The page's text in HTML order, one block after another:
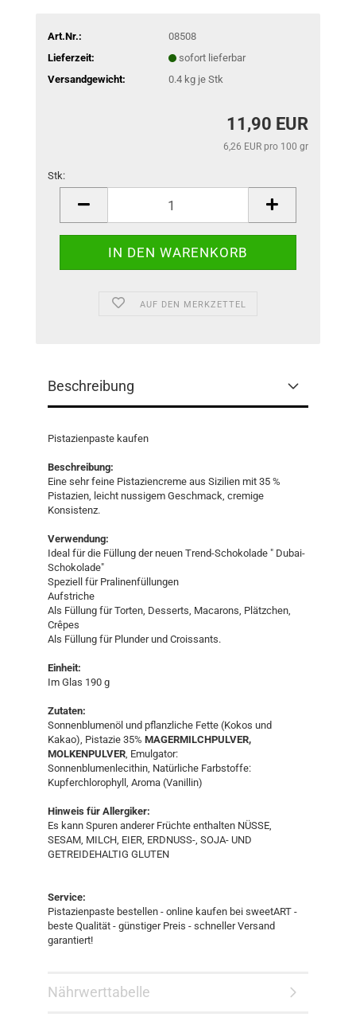
Art.Nr.:
08508
Lieferzeit:
sofort lieferbar
Versandgewicht:
0.4kg je Stk
11,90 EUR
6,26 EUR pro 100 gr
Stk:
AUF DEN MERKZETTEL
Beschreibung
Pistazienpaste kaufen
Beschreibung:
Eine sehr feine Pistaziencreme aus Sizilien mit 35 %
Pistazien, leicht nussigem Geschmack, cremige
Konsistenz.
Verwendung:
Ideal für die Füllung der neuen Trend-Schokolade " Dubai-
Schokolade"
Speziell für Pralinenfüllungen
Aufstriche
Als Füllung für Torten, Desserts, Macarons, Plätzchen,
Crêpes
Als Füllung für Plunder und Croissants.
Einheit:
Im Glas 190 g
Zutaten:
Sonnenblumenöl und pflanzliche Fette (Kokos und
Kakao), Pistazie 35% MAGERMILCHPULVER,
MOLKENPULVER, Emulgator:
Sonnenblumenlecithin, Natürliche Farbstoffe:
Kupferchlorophyll, Aroma (Vanillin)
Hinweis für Allergiker:
Es kann Spuren anderer Früchte enthalten NÜSSE,
SESAM, MILCH, EIER, ERDNUSS-, SOJA- UND
GETREIDEHALTIG GLUTEN
Service:
Pistazienpaste bestellen - online kaufen bei sweetART -
beste Qualität - günstiger Preis - schneller Versand
garantiert!​
Nährwerttabelle